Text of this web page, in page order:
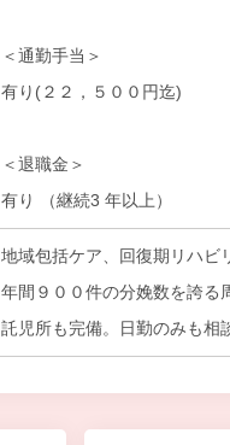
＜通勤手当＞
有り(２２，５００円迄)
＜退職金＞
有り （継続3 年以上）
地域包括ケア、回復期リハビ
年間９００件の分娩数を誇る
託児所も完備。日勤のみも相